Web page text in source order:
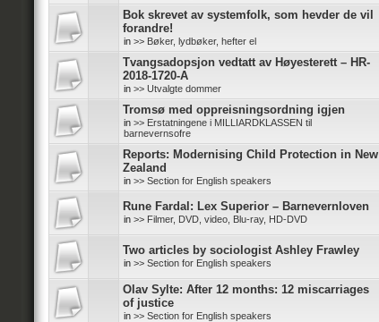
Bok skrevet av systemfolk, som hevder de vil
forandre!
in >> Bøker, lydbøker, hefter el
Tvangsadopsjon vedtatt av Høyesterett – HR-
2018-1720-A
in >> Utvalgte dommer
Tromsø med oppreisningsordning igjen
in >> Erstatningene i MILLIARDKLASSEN til
barnevernsofre
Reports: Modernising Child Protection in New
Zealand
in >> Section for English speakers
Rune Fardal: Lex Superior – Barnevernloven
in >> Filmer, DVD, video, Blu-ray, HD-DVD
Two articles by sociologist Ashley Frawley
in >> Section for English speakers
Olav Sylte: After 12 months: 12 miscarriages
of justice
in >> Section for English speakers